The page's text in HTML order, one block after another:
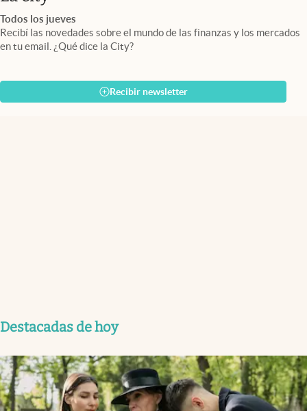
Todos los jueves
Recibí las novedades sobre el mundo de las finanzas y los mercados
en tu email. ¿Qué dice la City?
Recibir newsletter
Destacadas de hoy